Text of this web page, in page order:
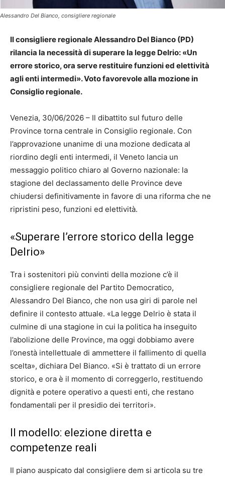
Alessandro Del Bianco, consigliere regionale
Il consigliere regionale Alessandro Del Bianco (PD)
rilancia la necessità di superare la legge Delrio: «Un
errore storico, ora serve restituire funzioni ed elettività
agli enti intermedi». Voto favorevole alla mozione in
Consiglio regionale.
Venezia, 30/06/2026 – Il dibattito sul futuro delle
Province torna centrale in Consiglio regionale. Con
l’approvazione unanime di una mozione dedicata al
riordino degli enti intermedi, il Veneto lancia un
messaggio politico chiaro al Governo nazionale: la
stagione del declassamento delle Province deve
chiudersi definitivamente in favore di una riforma che ne
ripristini peso, funzioni ed elettività.
«Superare l’errore storico della legge
Delrio»
Tra i sostenitori più convinti della mozione c’è il
consigliere regionale del Partito Democratico,
Alessandro Del Bianco, che non usa giri di parole nel
definire il contesto attuale. «La legge Delrio è stata il
culmine di una stagione in cui la politica ha inseguito
l’abolizione delle Province, ma oggi dobbiamo avere
l’onestà intellettuale di ammettere il fallimento di quella
scelta», dichiara Del Bianco. «Si è trattato di un errore
storico, e ora è il momento di correggerlo, restituendo
dignità e potere operativo a questi enti, che restano
fondamentali per il presidio dei territori».
Il modello: elezione diretta e
competenze reali
Il piano auspicato dal consigliere dem si articola su tre